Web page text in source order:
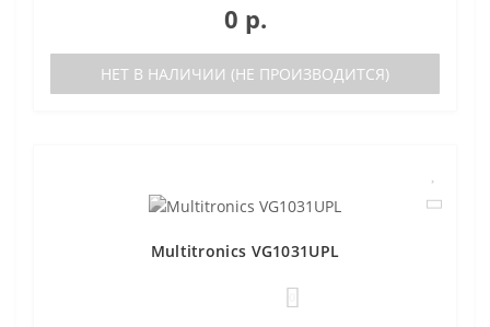
0 р.
НЕТ В НАЛИЧИИ (НЕ ПРОИЗВОДИТСЯ)
Multitronics VG1031UPL